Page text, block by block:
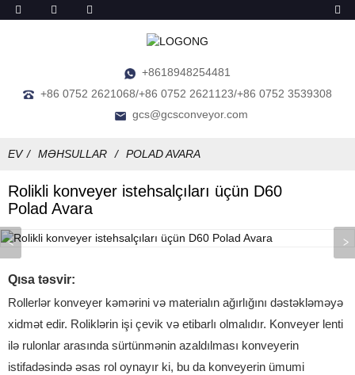
+8618948254481
+86 0752 2621068/+86 0752 2621123/+86 0752 3539308
gcs@gcsconveyor.com
EV MƏHSULLAR POLAD AVARA
Rolikli konveyer istehsalçıları üçün D60
Polad Avara
Qısa təsvir:
Rollerlər konveyer kəmərini və materialın ağırlığını dəstəkləməyə
xidmət edir. Roliklərin işi çevik və etibarlı olmalıdır. Konveyer lenti
ilə rulonlar arasında sürtünmənin azaldılması konveyerin
istifadəsində əsas rol oynayır ki, bu da konveyerin ümumi